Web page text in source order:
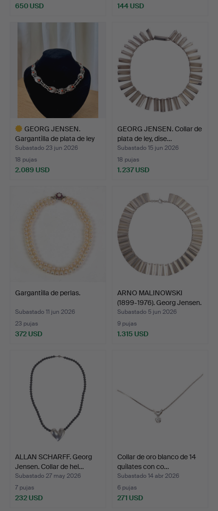
650 USD 144 USD
GEORG JENSEN.
Gargantilla de plata de ley
…
Subastado 23 jun 2026
18 pujas
2.089 USD
GEORG JENSEN. Collar de
plata de ley, dise…
Subastado 15 jun 2026
18 pujas
1.237 USD
Gargantilla de perlas.
Subastado 11 jun 2026
23 pujas
372 USD
ARNO MALINOWSKI
(1899-1976). Georg Jensen.
…
Subastado 5 jun 2026
9 pujas
1.315 USD
ALLAN SCHARFF. Georg
Jensen. Collar de hel…
Subastado 27 may 2026
7 pujas
232 USD
Collar de oro blanco de 14
quilates con co…
Subastado 14 abr 2026
6 pujas
271 USD